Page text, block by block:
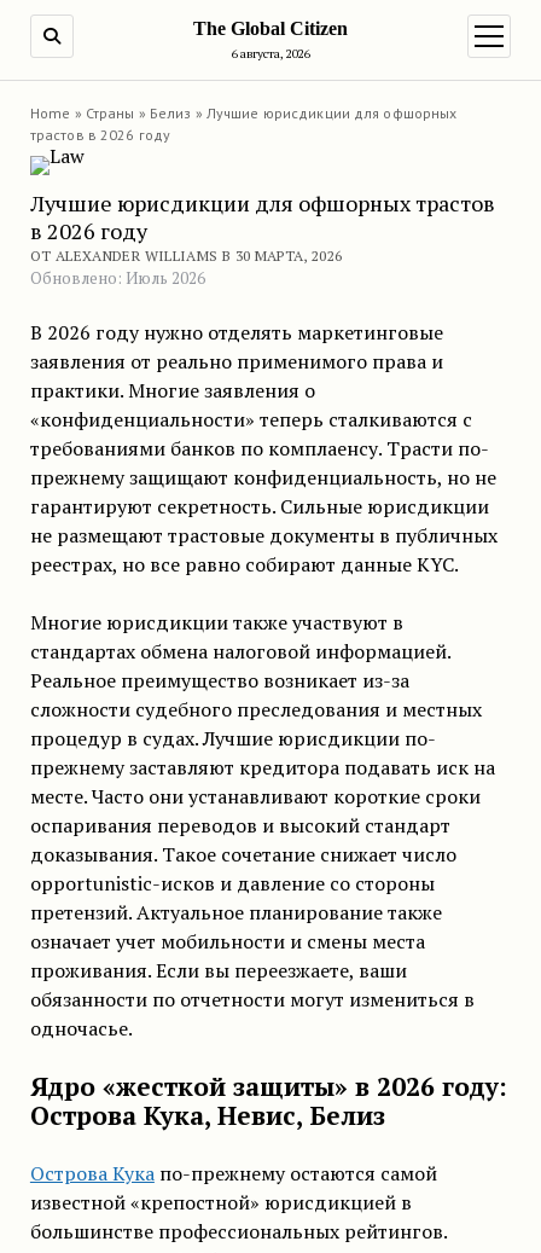
The Global Citizen
6 августа, 2026
Home » Страны » Белиз » Лучшие юрисдикции для офшорных
трастов в 2026 году
Лучшие юрисдикции для офшорных трастов
в 2026 году
ОТ ALEXANDER WILLIAMS В 30 МАРТА, 2026
Обновлено: Июль 2026
В 2026 году нужно отделять маркетинговые
заявления от реально применимого права и
практики. Многие заявления о
«конфиденциальности» теперь сталкиваются с
требованиями банков по комплаенсу. Трасти по-
прежнему защищают конфиденциальность, но не
гарантируют секретность. Сильные юрисдикции
не размещают трастовые документы в публичных
реестрах, но все равно собирают данные KYC.
Многие юрисдикции также участвуют в
стандартах обмена налоговой информацией.
Реальное преимущество возникает из-за
сложности судебного преследования и местных
процедур в судах. Лучшие юрисдикции по-
прежнему заставляют кредитора подавать иск на
месте. Часто они устанавливают короткие сроки
оспаривания переводов и высокий стандарт
доказывания. Такое сочетание снижает число
opportunistic-исков и давление со стороны
претензий. Актуальное планирование также
означает учет мобильности и смены места
проживания. Если вы переезжаете, ваши
обязанности по отчетности могут измениться в
одночасье.
Ядро «жесткой защиты» в 2026 году:
Острова Кука, Невис, Белиз
Острова Кукапо-прежнему остаются самой
известной «крепостной» юрисдикцией в
большинстве профессиональных рейтингов.